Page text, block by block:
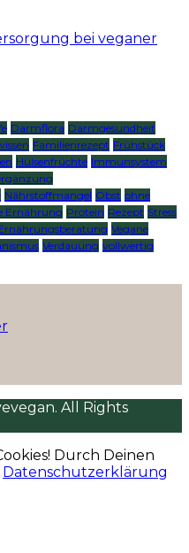
bei veganer
Darmflora Darmgesundheit
Familienrezept Frühstück
Hülsenfrüchte Immunsystem
Nährstoffmangel Obst ohne
Ernährung Protein Rezept Stress
Vegane
Verdauung vollwertig
All Rights
Durch Deinen
Datenschutzerklärung